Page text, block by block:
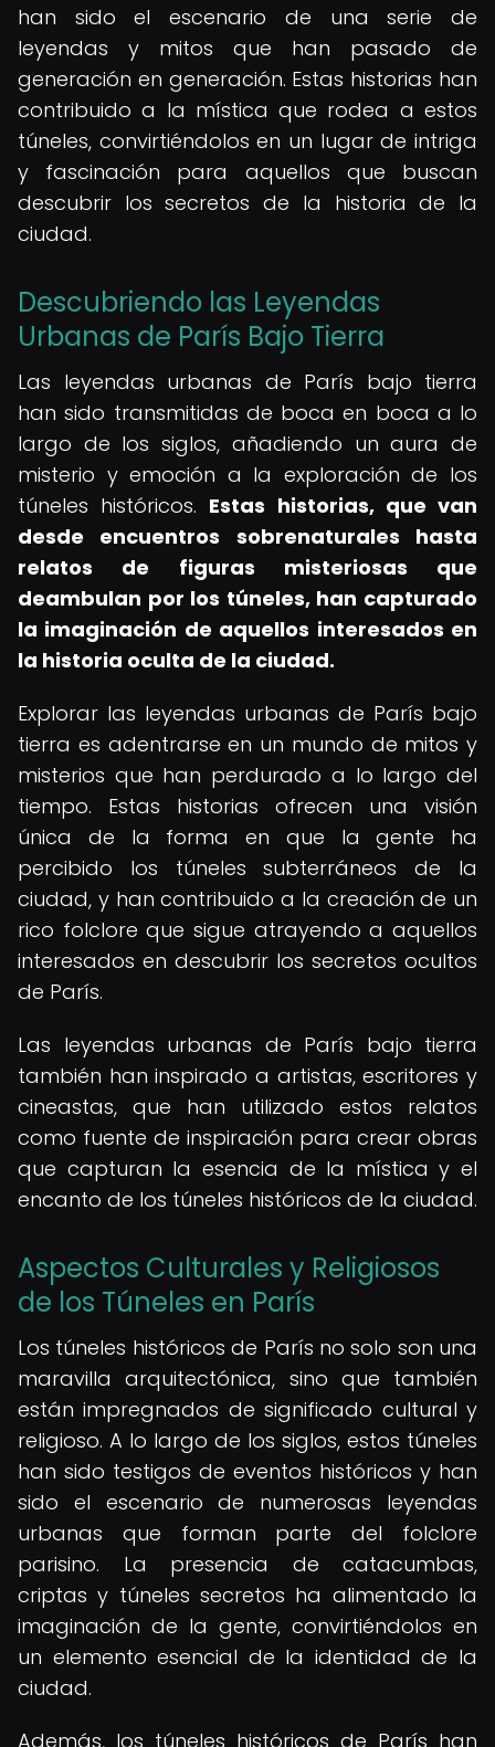
han sido el escenario de una serie de
leyendas y mitos que han pasado de
generación en generación. Estas historias han
contribuido a la mística que rodea a estos
túneles, convirtiéndolos en un lugar de intriga
y fascinación para aquellos que buscan
descubrir los secretos de la historia de la
ciudad.
Descubriendo las Leyendas
Urbanas de París Bajo Tierra
Las leyendas urbanas de París bajo tierra
han sido transmitidas de boca en boca a lo
largo de los siglos, añadiendo un aura de
misterio y emoción a la exploración de los
túneles históricos. Estas historias, que van
desde encuentros sobrenaturales hasta
relatos de figuras misteriosas que
deambulan por los túneles, han capturado
la imaginación de aquellos interesados en
la historia oculta de la ciudad.
Explorar las leyendas urbanas de París bajo
tierra es adentrarse en un mundo de mitos y
misterios que han perdurado a lo largo del
tiempo. Estas historias ofrecen una visión
única de la forma en que la gente ha
percibido los túneles subterráneos de la
ciudad, y han contribuido a la creación de un
rico folclore que sigue atrayendo a aquellos
interesados en descubrir los secretos ocultos
de París.
Las leyendas urbanas de París bajo tierra
también han inspirado a artistas, escritores y
cineastas, que han utilizado estos relatos
como fuente de inspiración para crear obras
que capturan la esencia de la mística y el
encanto de los túneles históricos de la ciudad.
Aspectos Culturales y Religiosos
de los Túneles en París
Los túneles históricos de París no solo son una
maravilla arquitectónica, sino que también
están impregnados de significado cultural y
religioso. A lo largo de los siglos, estos túneles
han sido testigos de eventos históricos y han
sido el escenario de numerosas leyendas
urbanas que forman parte del folclore
parisino. La presencia de catacumbas,
criptas y túneles secretos ha alimentado la
imaginación de la gente, convirtiéndolos en
un elemento esencial de la identidad de la
ciudad.
Además, los túneles históricos de París han